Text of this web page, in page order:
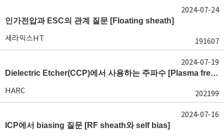
인가전압과 ESC의 관계 질문 [Floating sheath]
세라믹스HT 191607
2024-07-24
Dielectric Etcher(CCP)에서 사용하는 주파수 [Plasma frequency 및 RF sheath]
HARC 202199
2024-07-19
ICP에서 biasing 질문 [RF sheath와 self bias]
2024-07-16